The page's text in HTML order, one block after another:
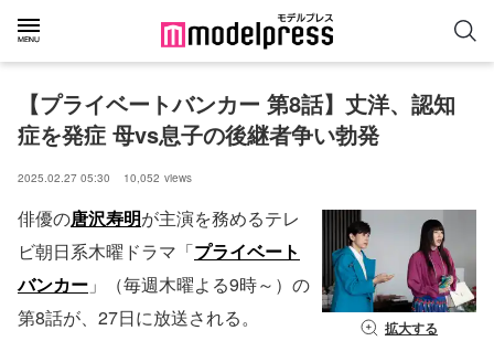
【プライベートバンカー 第8話】丈洋、認知
症を発症 母vs息子の後継者争い勃発
2025.02.27 05:30 10,052 views
拡大する
俳優の唐沢寿明が主演を務めるテレ
ビ朝日系木曜ドラマ「プライベート
バンカー 」（毎週木曜よる9時～）の
第8話が、27日に放送される。